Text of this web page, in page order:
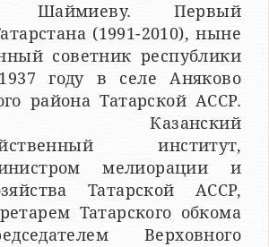
Шаймиеву. Первый
(1991-2010), ныне
советник республики
году в селе Аняково
района Татарской АССР.
Казанский
институт,
мелиорации и
Татарской АССР,
Татарского обкома
Верховного